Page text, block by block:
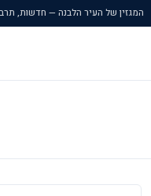
המגזין של העיר הלבנה — חדשות,